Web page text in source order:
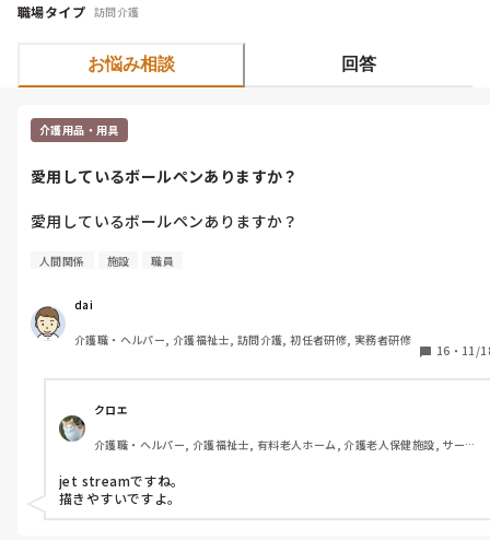
職場タイプ 訪問介護
お悩み相談 回答
介護用品・用具
愛用しているボールペンありますか？
愛用しているボールペンありますか？
人間関係 施設 職員
dai
介護職・ヘルパー, 介護福祉士, 訪問介護, 初任者研修, 実務者研修
16 ・ 11/
クロエ
介護職・ヘルパー, 介護福祉士, 有料老人ホーム, 介護老人保健施設, サービ
jet streamですね。
描きやすいですよ。